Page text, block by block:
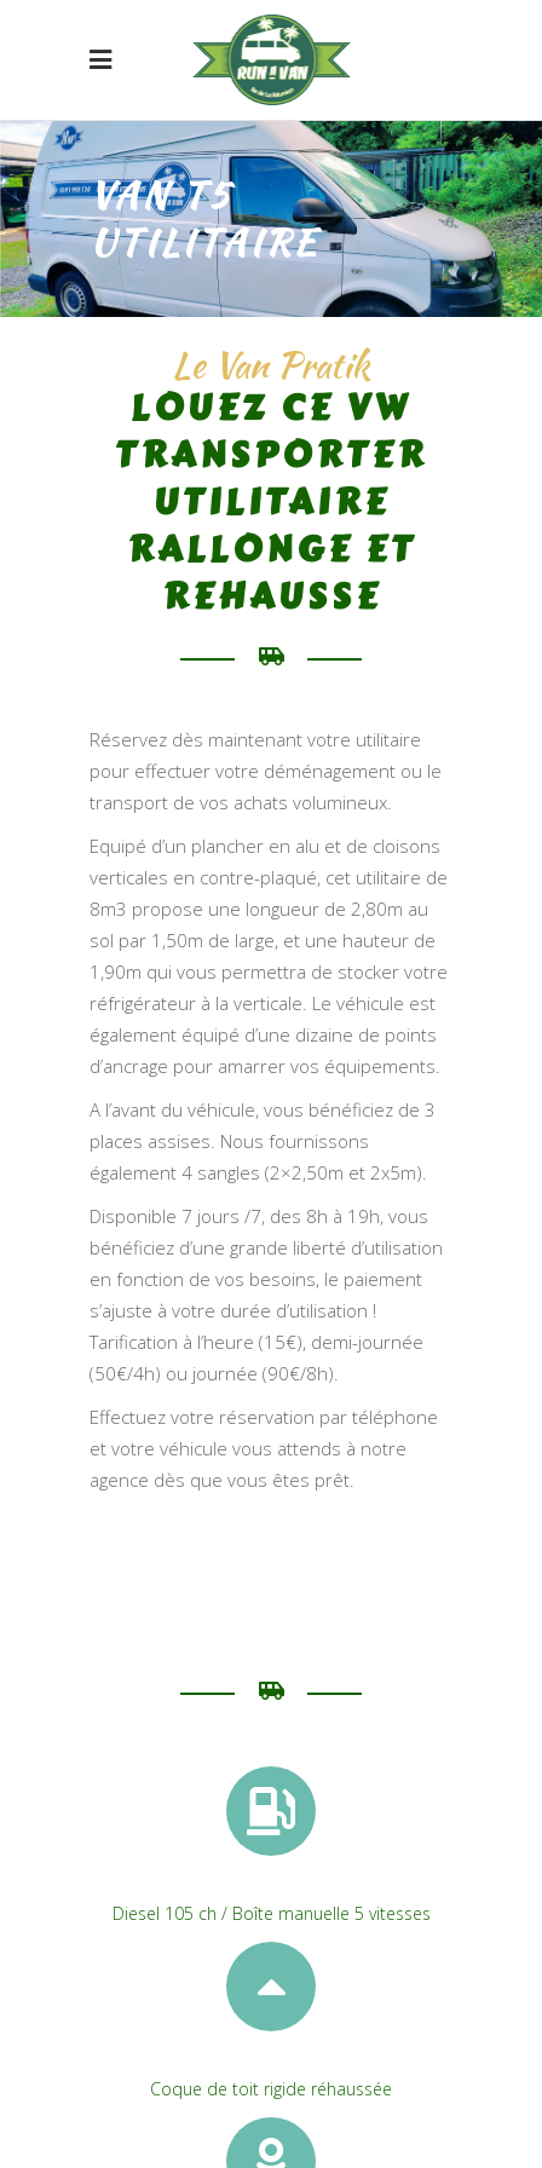
VAN T5
UTILITAIRE
Le Van Pratik
LOUEZ CE VW
TRANSPORTER
UTILITAIRE
RALLONGE ET
REHAUSSE
Réservez dès maintenant votre utilitaire
pour effectuer votre déménagement ou le
transport de vos achats volumineux.
Equipé d’un plancher en alu et de cloisons
verticales en contre-plaqué, cet utilitaire de
8m3 propose une longueur de 2,80m au
sol par 1,50m de large, et une hauteur de
1,90m qui vous permettra de stocker votre
réfrigérateur à la verticale. Le véhicule est
également équipé d’une dizaine de points
d’ancrage pour amarrer vos équipements.
A l’avant du véhicule, vous bénéficiez de 3
places assises. Nous fournissons
également 4 sangles (2×2,50m et 2x5m).
Disponible 7 jours /7, des 8h à 19h, vous
bénéficiez d’une grande liberté d’utilisation
en fonction de vos besoins, le paiement
s’ajuste à votre durée d’utilisation !
Tarification à l’heure (15€), demi-journée
(50€/4h) ou journée (90€/8h).
Effectuez votre réservation par téléphone
et votre véhicule vous attends à notre
agence dès que vous êtes prêt.
Diesel 105 ch / Boîte manuelle 5 vitesses
Coque de toit rigide réhaussée